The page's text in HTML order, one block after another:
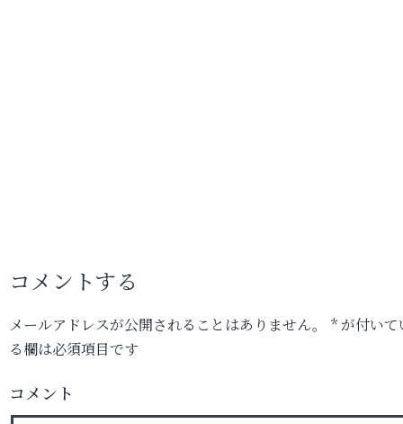
コメントする
メールアドレスが公開されることはありません。 *が付いて
る欄は必須項目です
コメント